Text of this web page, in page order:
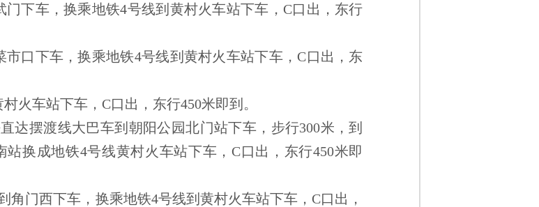
门下车，换乘地铁4号线到黄村火车站下车，C口出，东行
市口下车，换乘地铁4号线到黄村火车站下车，C口出，东
火车站下车，C口出，东行450米即到。
达摆渡线大巴车到朝阳公园北门站下车，步行300米，到
换成地铁4号线黄村火车站下车，C口出，东行450米即
角门西下车，换乘地铁4号线到黄村火车站下车，C口出，